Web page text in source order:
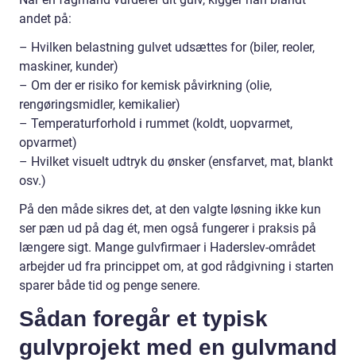
andet på:
– Hvilken belastning gulvet udsættes for (biler, reoler,
maskiner, kunder)
– Om der er risiko for kemisk påvirkning (olie,
rengøringsmidler, kemikalier)
– Temperaturforhold i rummet (koldt, uopvarmet,
opvarmet)
– Hvilket visuelt udtryk du ønsker (ensfarvet, mat, blankt
osv.)
På den måde sikres det, at den valgte løsning ikke kun
ser pæn ud på dag ét, men også fungerer i praksis på
længere sigt. Mange gulvfirmaer i Haderslev-området
arbejder ud fra princippet om, at god rådgivning i starten
sparer både tid og penge senere.
Sådan foregår et typisk
gulvprojekt med en gulvmand